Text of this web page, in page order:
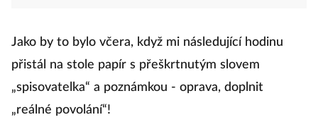
Jako by to bylo včera, když mi následující hodinu
přistál na stole papír s přeškrtnutým slovem
„spisovatelka“ a poznámkou - oprava, doplnit
„reálné povolání“!